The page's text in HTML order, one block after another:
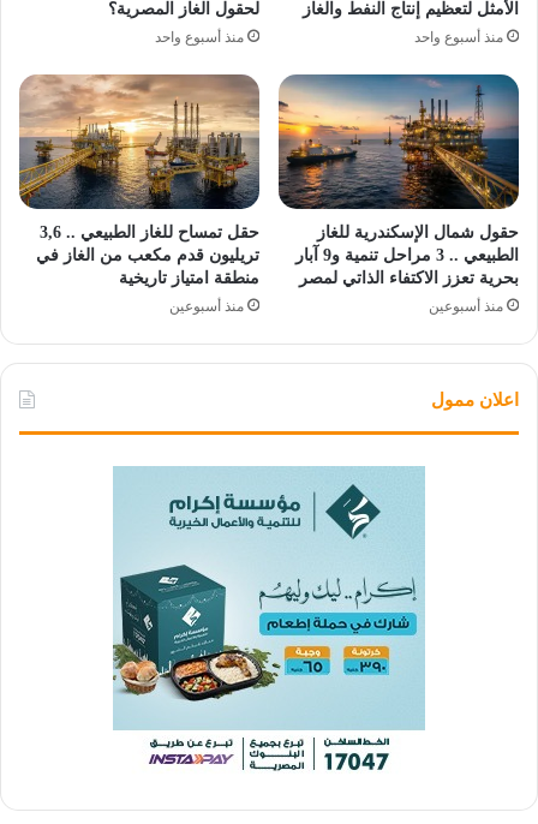
الأمثل لتعظيم إنتاج النفط والغاز
منذ أسبوع واحد
لحقول الغاز المصرية؟
منذ أسبوع واحد
حقول شمال الإسكندرية للغاز
الطبيعي .. 3 مراحل تنمية و9 آبار
بحرية تعزز الاكتفاء الذاتي لمصر
منذ أسبوعين
حقل تمساح للغاز الطبيعي .. 3,6
تريليون قدم مكعب من الغاز في
منطقة امتياز تاريخية
منذ أسبوعين
اعلان ممول